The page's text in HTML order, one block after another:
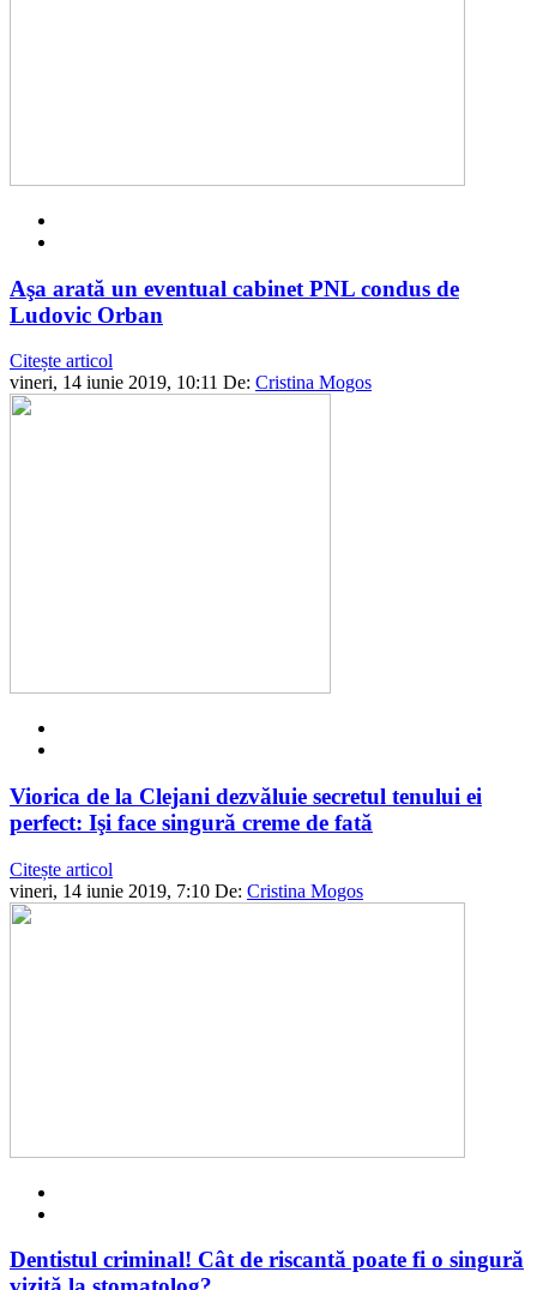
Aşa arată un eventual cabinet PNL condus de
Ludovic Orban
Citește articol
vineri, 14 iunie 2019, 10:11 De: Cristina Mogos
Viorica de la Clejani dezvăluie secretul tenului ei
perfect: Işi face singură creme de fată
Citește articol
vineri, 14 iunie 2019, 7:10 De: Cristina Mogos
Dentistul criminal! Cât de riscantă poate fi o singură